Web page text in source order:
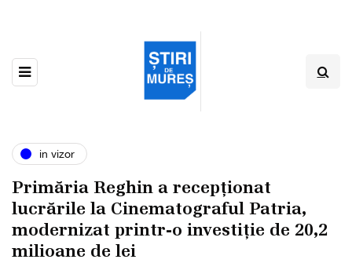
in vizor
Primăria Reghin a recepționat
lucrările la Cinematograful Patria,
modernizat printr-o investiție de 20,2
milioane de lei